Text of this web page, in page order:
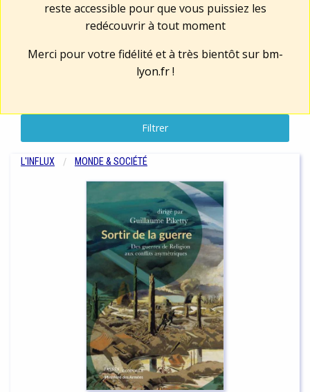
reste accessible pour que vous puissiez les
redécouvrir à tout moment
Merci pour votre fidélité et à très bientôt sur bm-
lyon.fr!
Filtrer
L'INFLUX MONDE & SOCIÉTÉ